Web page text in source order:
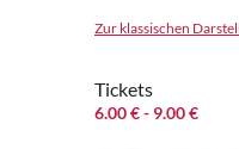
Zur klassischen
Tickets
6.00 €- 9.00 €